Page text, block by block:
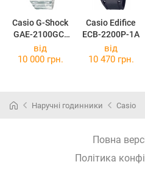
Casio G-Shock
GAE-2100GC-
7A
Casio Edifice
ECB-2200P-1A
від
10 000 грн.
від
10 470 грн.
Наручні годинники Casio
Повна
Політика